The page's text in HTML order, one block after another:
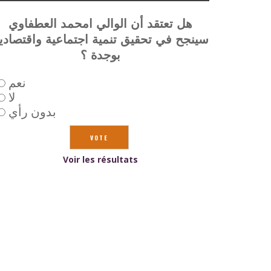
هل تعتقد أن الوالي امحمد العطفاوي
سينجح في تحقيق تنمية اجتماعية
بوجدة ؟
نعم
لا
بدون رأي
Voir les résultats